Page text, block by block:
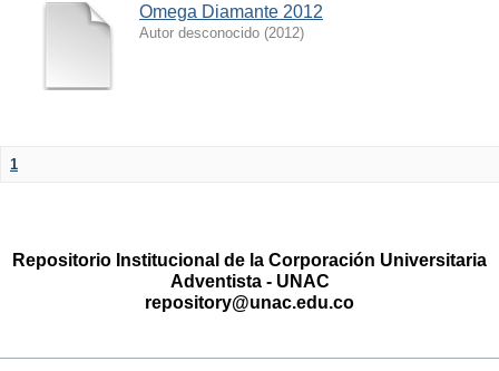
Omega Diamante 2012
Autor desconocido (2012)
1
Repositorio Institucional de la Corporación Universitaria
Adventista - UNAC
repository@unac.edu.co